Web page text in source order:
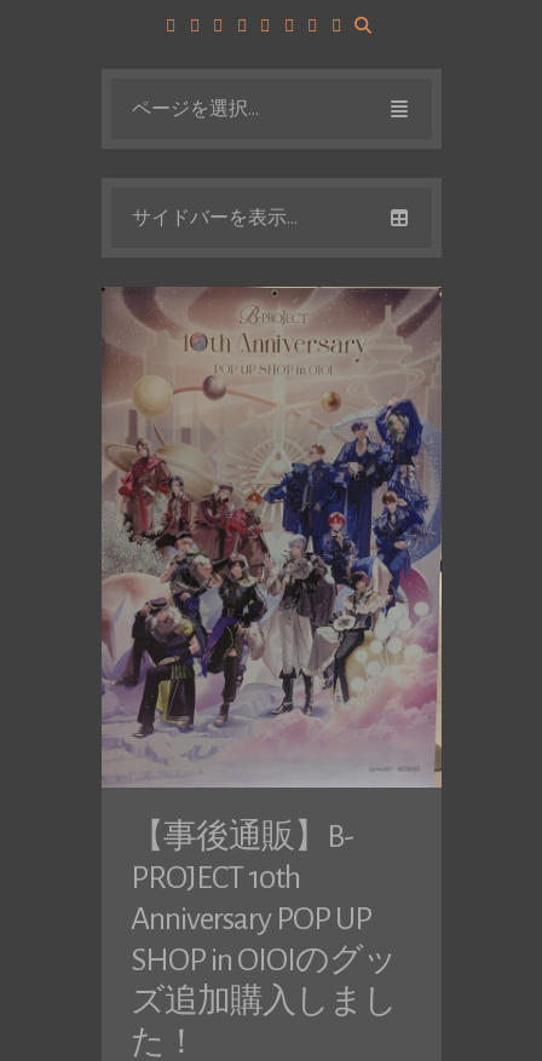
ページを選択...
サイドバーを表示...
【事後通販】B-
PROJECT 10th
Anniversary POP UP
SHOP in OIOIのグッ
ズ追加購入しまし
た！